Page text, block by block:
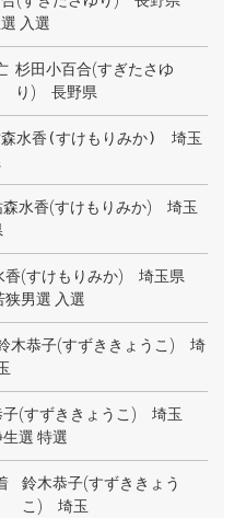
入選
杉田小百合(すぎたさゆ
り) 長野県
水香(すけもりみか)
埼玉
森水香(すけもりみか) 埼玉
香(すけもりみか) 埼玉県
狭男選 入選
木恭子(すずききょうこ) 埼
子(すずききょうこ) 埼玉
選 特選
鈴木恭子(すずききょう
こ) 埼玉